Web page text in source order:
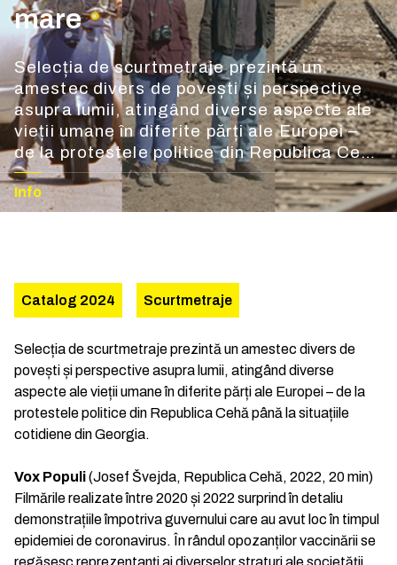
mare
Selecția de scurtmetraje prezintă un
amestec divers de povești și perspective
asupra lumii, atingând diverse aspecte ale
vieții umane în diferite părți ale Europei –
de la protestele politice din Republica Cehă
până la situațiile cotidiene din Georgia.
Info
Catalog 2024 Scurtmetraje
Selecția de scurtmetraje prezintă un amestec divers de
povești și perspective asupra lumii, atingând diverse
aspecte ale vieții umane în diferite părți ale Europei – de la
protestele politice din Republica Cehă până la situațiile
cotidiene din Georgia.
Vox Populi(Josef Švejda, Republica Cehă, 2022, 20 min)
Filmările realizate între 2020 și 2022 surprind în detaliu
demonstrațiile împotriva guvernului care au avut loc în timpul
epidemiei de coronavirus. În rândul opozanților vaccinării se
regăsesc reprezentanți ai diverselor straturi ale societății